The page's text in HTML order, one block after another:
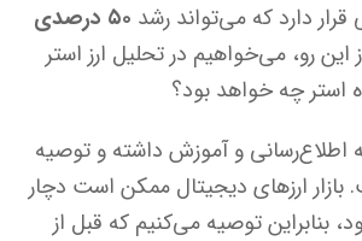
دارد که می‌تواند رشد
این رو، می‌خواهیم در تحلیل ارز استر
استر چه خواهد بود؟
اطلاع‌رسانی و آموزش داشته و توصیه
ارزهای دیجیتال ممکن است دچار
بنابراین توصیه می‌کنیم که قبل از